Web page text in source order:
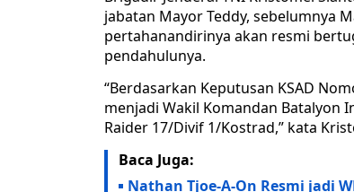
jabatan Mayor Teddy, sebelumnya
pertahanandirinya akan resmi
pendahulunya.
“Berdasarkan Keputusan KSAD
menjadi Wakil Komandan Batalyon
Raider 17/Divif 1/Kostrad,” kata
Baca Juga:
Nathan Tjoe-A-On Resmi jadi